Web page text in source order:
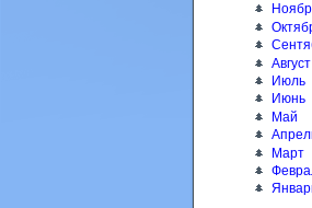
Август
Июль
Июнь
Май
Март